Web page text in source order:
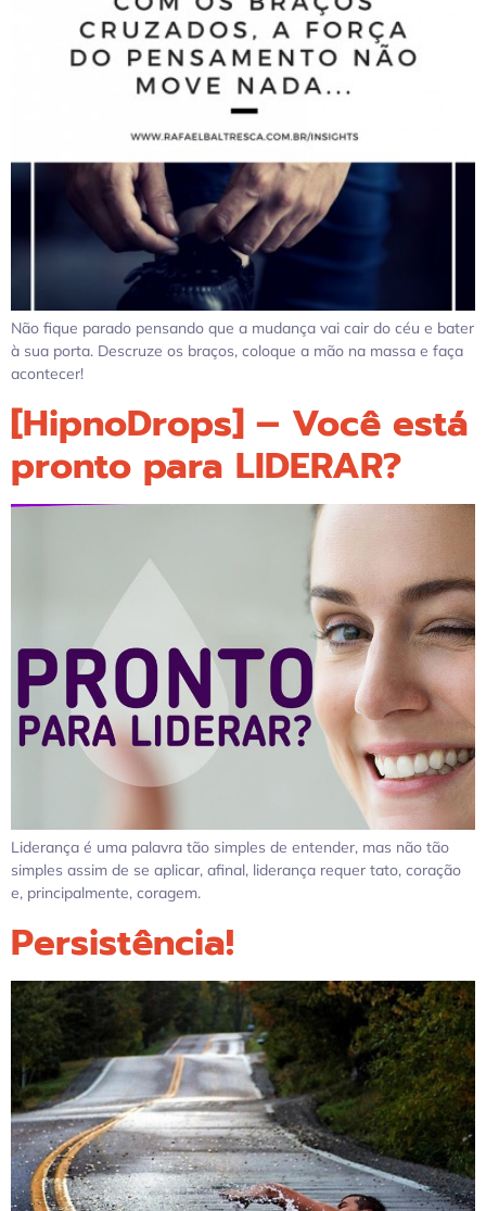
Não fique parado pensando que a mudança vai cair do céu e bater
à sua porta. Descruze os braços, coloque a mão na massa e faça
acontecer!
[HipnoDrops] – Você está
pronto para LIDERAR?
Liderança é uma palavra tão simples de entender, mas não tão
simples assim de se aplicar, afinal, liderança requer tato, coração
e, principalmente, coragem.
Persistência!